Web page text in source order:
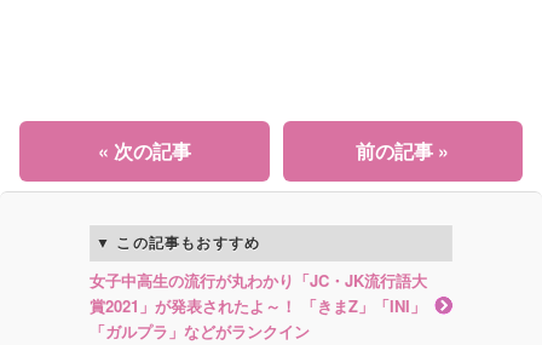
前の記事 »
« 次の記事
この記事もおすすめ
女子中高生の流行が丸わかり「JC・JK流行語大
賞2021」が発表されたよ～！ 「きまZ」「INI」
「ガルプラ」などがランクイン